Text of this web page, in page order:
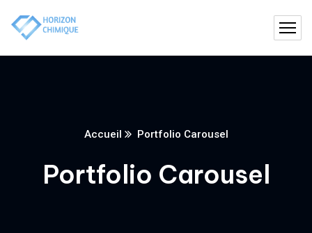
Accueil Portfolio Carousel
Portfolio Carousel